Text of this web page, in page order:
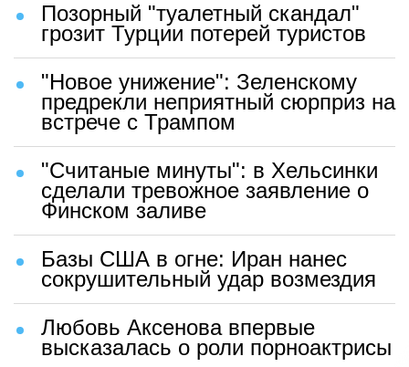
Позорный "туалетный скандал"
грозит Турции потерей туристов
"Новое унижение": Зеленскому
предрекли неприятный сюрприз на
встрече с Трампом
"Считаные минуты": в Хельсинки
сделали тревожное заявление о
Финском заливе
Базы США в огне: Иран нанес
сокрушительный удар возмездия
Любовь Аксенова впервые
высказалась о роли порноактрисы